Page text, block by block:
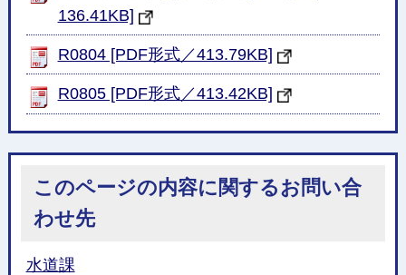
136.41KB]
R0804 [PDF形式／413.79KB]
R0805 [PDF形式／413.42KB]
このページの内容に関するお問い合
わせ先
水道課